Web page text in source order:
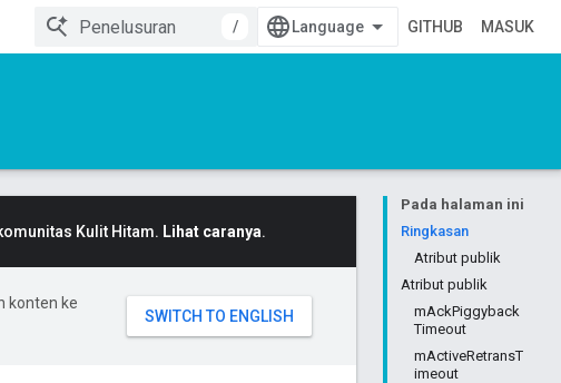
/
GITHUB MASUK
Pada halaman ini
Ringkasan
Atribut publik
Atribut publik
mAckPiggyback
Timeout
mActiveRetransT
imeout
Kulit Hitam. Lihat caranya.
konten ke